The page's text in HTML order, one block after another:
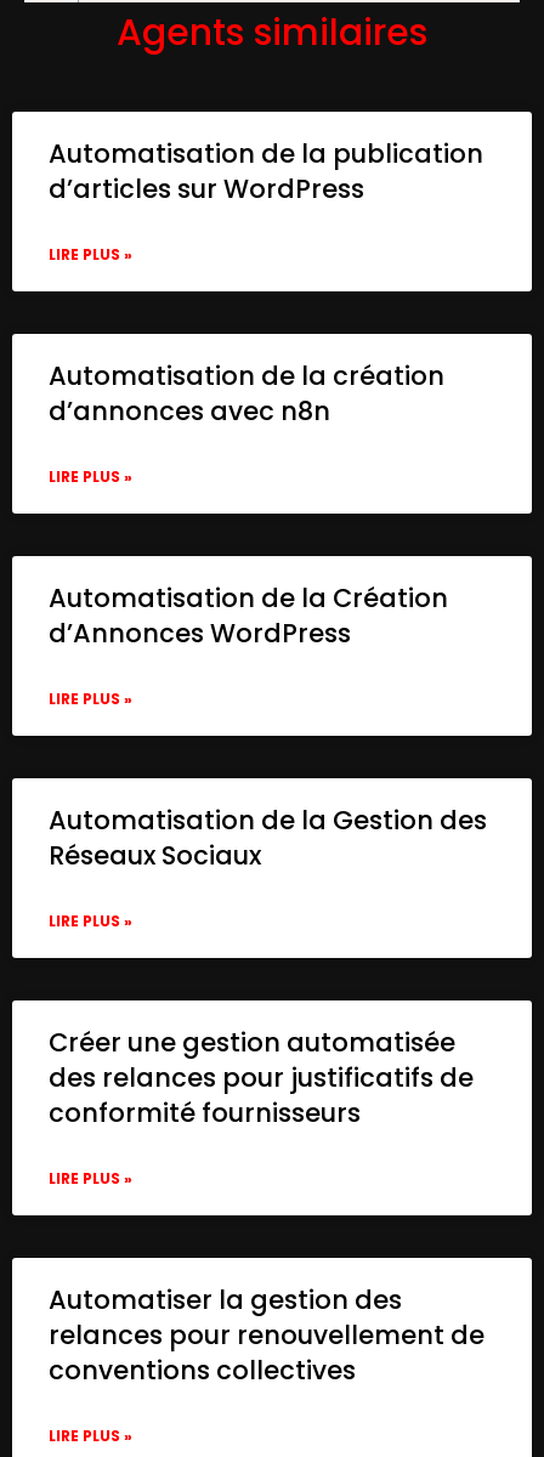
          "id": "FjHOuF0APzoMqIjG",
          "name": "X account"
    },
    {
"id": "3b87cf2a-51d5-4589-9729-
"type": "n8n-nodes-
        254.76543209876536
      ],
      "parameters": {
        "color": 3,
        "height": 308.7901234567902,
    {
"id": "912e631c-aa43-4e02-9816-
      "position": [
        900,
      "parameters": {
        "modelId": {
          "__rl": true,
          "value": "gpt-3.5-turbo",
        "options": {},
        "messages": {
          "values": [
            {
"content": "=Write an
        }
      },
          "id": "UpdYKqoR9wsGBnaA",
          "name": "OpenAi account"
        }
      },
    },
Agents similaires
Automatisation de la publication
d’articles sur WordPress
LIRE PLUS »
Automatisation de la création
d’annonces avec n8n
LIRE PLUS »
Automatisation de la Création
d’Annonces WordPress
LIRE PLUS »
Automatisation de la Gestion des
Réseaux Sociaux
LIRE PLUS »
Créer une gestion automatisée
des relances pour justificatifs de
conformité fournisseurs
LIRE PLUS »
Automatiser la gestion des
relances pour renouvellement de
conventions collectives
LIRE PLUS »